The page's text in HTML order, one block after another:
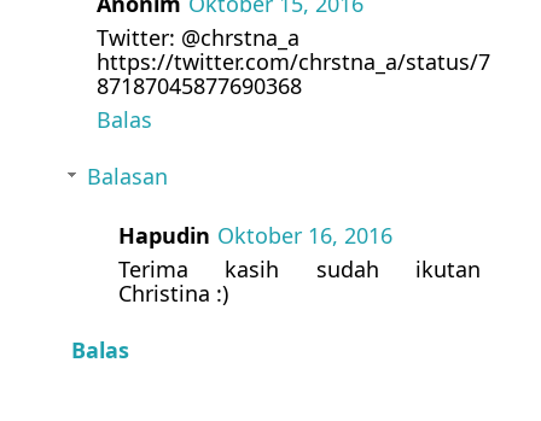
Twitter: @chrstna_a
https://twitter.com/chrstna_a/status/7
87187045877690368
Balas
Balasan
Hapudin Oktober 16, 2016
Terima kasih sudah ikutan
Christina :)
Balas